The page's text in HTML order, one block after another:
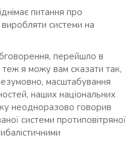
питання про
системи на
перейшло в
я можу вам сказати так,
масштабування
наших національних
неодноразово говорив
системи протиповітряної